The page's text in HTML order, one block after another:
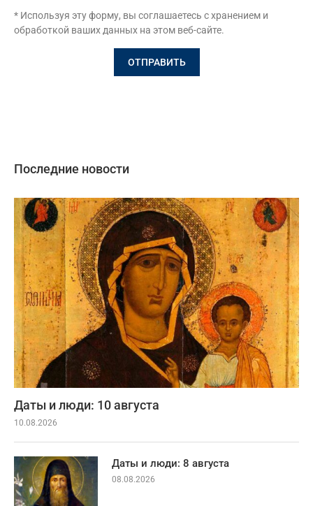
* Используя эту форму, вы соглашаетесь с хранением и
обработкой ваших данных на этом веб-сайте.
Последние новости
Даты и люди: 10 августа
10.08.2026
Даты и люди: 8 августа
08.08.2026